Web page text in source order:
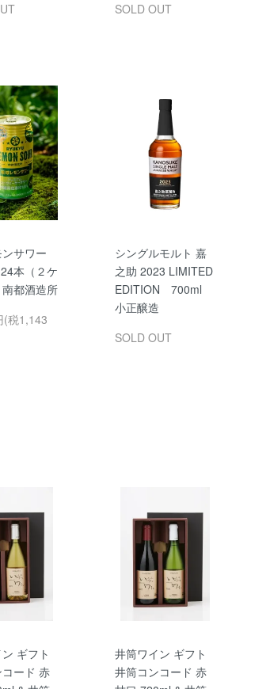
SOLD OUT
ンサワー
本（２ケ
都酒造所
(税1,143
シングルモルト 嘉
之助 2023 LIMITED
EDITION 700ml
小正醸造
SOLD OUT
ギフト
ード 赤
井筒ワイン ギフト
井筒コンコード 赤